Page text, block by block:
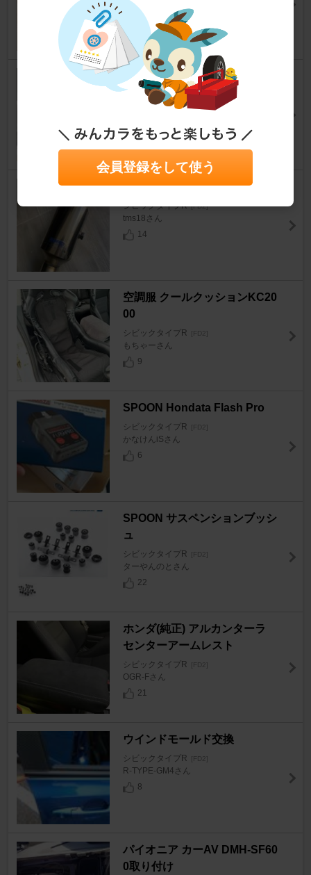
ーあきちゃんーさん
Racetech RT4009HR
シビックタイプR [FD2]
よ ー す けさん
SARD スポーツキャタライザー
シビックタイプR [FD2]
tms18さん
14
空調服 クールクッションKC20
00
シビックタイプR [FD2]
もちゃーさん
9
SPOON Hondata Flash Pro
シビックタイプR [FD2]
かなけんiSさん
6
SPOON サスペンションブッシ
ュ
シビックタイプR [FD2]
ターやんのとさん
22
ホンダ(純正) アルカンターラ
センターアームレスト
シビックタイプR [FD2]
OGR-Fさん
21
ウインドモールド交換
シビックタイプR [FD2]
R-TYPE-GM4さん
8
パイオニア カーAV DMH-SF60
0取り付け
会員登録をして使う